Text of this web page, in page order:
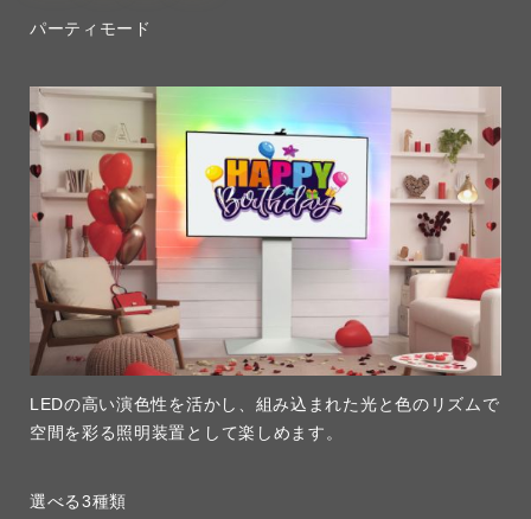
パーティモード
LEDの高い演色性を活かし、組み込まれた光と色のリズムで
空間を彩る照明装置として楽しめます。
選べる3種類